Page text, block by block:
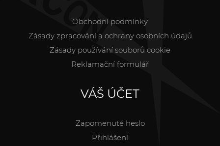
Obchodní podmínky
Zásady zpracování a ochrany osobních údajů
Zásady používání souborů cookie
Reklamační formulář
VÁŠ ÚČET
Zapomenuté heslo
Přihlášení